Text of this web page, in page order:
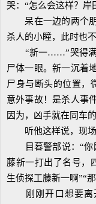
哭：“怎么会这样？
呆在一边的两个朋
杀人的小瞳，此时也
“新一……”哭得满
尸体一眼。新一沉着
尸身与断头的位置，
意外事故！是杀人事
因为，凶手就在同车
听他这样说，现场
目暮警部说：“你
藤新一打出了名号，
生侦探工藤新一啊”“
刚刚开口想要离